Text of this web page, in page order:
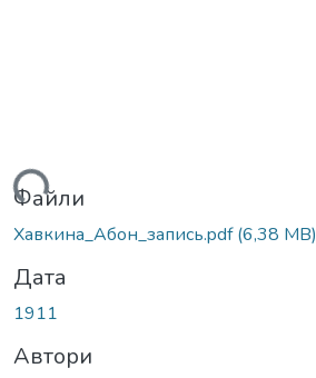
Файли
Хавкина_Абон_запись.pdf(6,38 MB)
Дата
1911
Автори